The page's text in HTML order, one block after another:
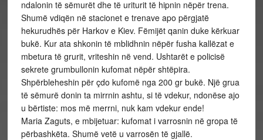
ndalonin të sëmurët dhe të uriturit të hipnin nëpër trena.
Shumë vdiqën në stacionet e trenave apo përgjatë
hekurudhës për Harkov e Kiev. Fëmijët qanin duke kërkuar
bukë. Kur ata shkonin të mblidhnin nëpër fusha kallëzat e
mbetura të grurit, vriteshin në vend. Ushtarët e policisë
sekrete grumbullonin kufomat nëpër shtëpira.
Shpërbleheshin për çdo kufomë nga 200 gr bukë. Një grua
të sëmurë donin ta mirrnin ashtu, si të vdekur, ndonëse ajo
u bërtiste: mos më merrni, nuk kam vdekur ende!
Maria Zaguts, e mbijetuar: kufomat i varrosnin në gropa të
përbashkëta. Shumë vetë u varrosën të gjallë.